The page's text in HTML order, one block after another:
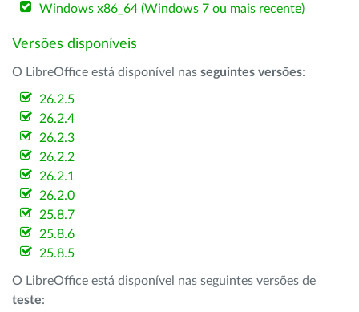
Windows x86_64 (Windows 7 ou mais recente)
Versões disponíveis
O LibreOffice está disponível nas seguintes versões:
26.2.5
26.2.4
26.2.3
26.2.2
26.2.1
26.2.0
25.8.7
25.8.6
25.8.5
O LibreOffice está disponível nas seguintes versões de
teste: